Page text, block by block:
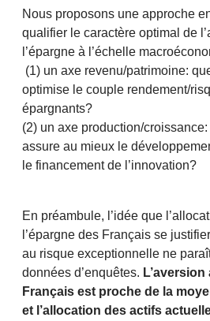
Nous proposons une approche
qualifier le caractère optimal de
l’épargne à l’échelle
(1) un axe revenu/patrimoine:
optimise le couple rendement/
épargnants?
(2) un axe production/
assure au mieux le
le financement de l’innovation?
En préambule, l’idée que
l’épargne des Français se
au risque exceptionnelle ne
données d’enquêtes.
Français est proche de la
et l’allocation des actifs